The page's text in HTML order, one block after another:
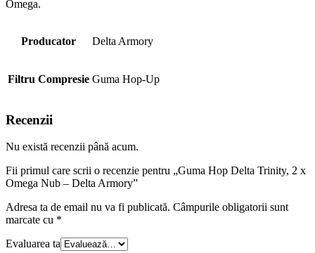
Omega.
Producator Delta Armory
Filtru Compresie Guma Hop-Up
Recenzii
Nu există recenzii până acum.
Fii primul care scrii o recenzie pentru „Guma Hop Delta Trinity, 2 x
Omega Nub – Delta Armory”
Adresa ta de email nu va fi publicată. Câmpurile obligatorii sunt
marcate cu *
Evaluarea ta